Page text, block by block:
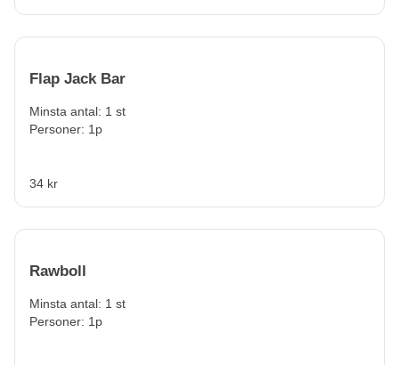
Flap Jack Bar
Minsta antal: 1 st
Personer: 1p
34 kr
Rawboll
Minsta antal: 1 st
Personer: 1p